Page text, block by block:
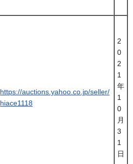
https://auctions.yahoo.co.jp/seller/
hiace1118
2
0
2
1
年
1
0
月
3
1
日